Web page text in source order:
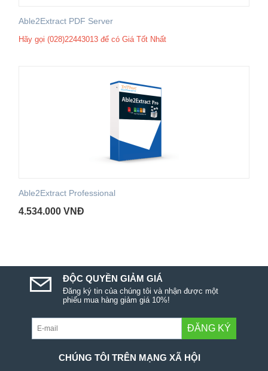
Able2Extract PDF Server
Hãy gọi (028)22443013 để có Giá Tốt Nhất
Able2Extract Professional
4.534.000 VNĐ
ĐỘC QUYỀN GIẢM GIÁ
Đăng ký tin của chúng tôi và nhận được một
phiếu mua hàng giảm giá 10%!
ĐĂNG KÝ
CHÚNG TÔI TRÊN MẠNG XÃ HỘI